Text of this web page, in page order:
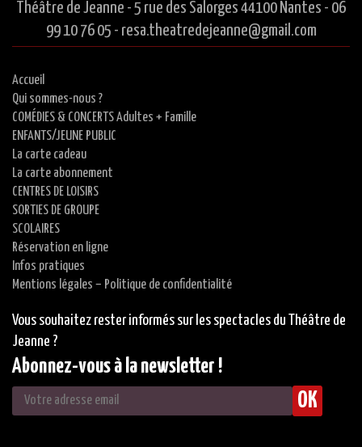
Théâtre de Jeanne - 5 rue des Salorges 44100 Nantes - 06
99 10 76 05 - resa.theatredejeanne@gmail.com
Accueil
Qui sommes-nous ?
COMÉDIES & CONCERTS Adultes + Famille
ENFANTS/JEUNE PUBLIC
La carte cadeau
La carte abonnement
CENTRES DE LOISIRS
SORTIES DE GROUPE
SCOLAIRES
Réservation en ligne
Infos pratiques
Mentions légales – Politique de confidentialité
Vous souhaitez rester informés sur les spectacles du Théâtre de
Jeanne ?
Abonnez-vous à la newsletter !
OK